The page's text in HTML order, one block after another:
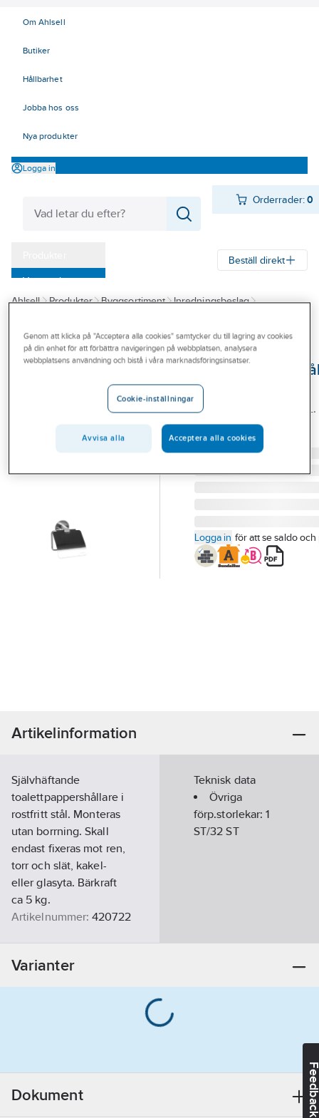
Om Ahlsell
Butiker
Hållbarhet
Jobba hos oss
Nya produkter
Logga in
Orderrader:0
Varumärken
Kampanjer
Outlet
Branscher
Beställ direkt
Ahlsell Produkter Byggsortiment
Inredningsbeslag
A-COLLECTION
Stickline
TOALETTPAPPERSHÅLL.
STICKLINE RFR
Artikelnummer:
Logga in för att se saldo och
Artikelinformation
Självhäftande
toalettpappershållare i
rostfritt stål. Monteras
utan borrning. Skall
endast fixeras mot ren,
torr och slät, kakel-
eller glasyta. Bärkraft
ca 5 kg.
Artikelnummer: 420722
7340080741831
Materialklass
Teknisk data
Övriga
förp.storlekar:1
ST/32 ST
Varianter
Dokument
Genom att klicka på "Acceptera alla cookies" samtycker du till lagring av cookies
på din enhet för att förbättra navigeringen på webbplatsen, analysera
webbplatsens användning och bistå i våra marknadsföringsinsatser.
Cookie-inställningar
Avvisa alla Acceptera alla cookies